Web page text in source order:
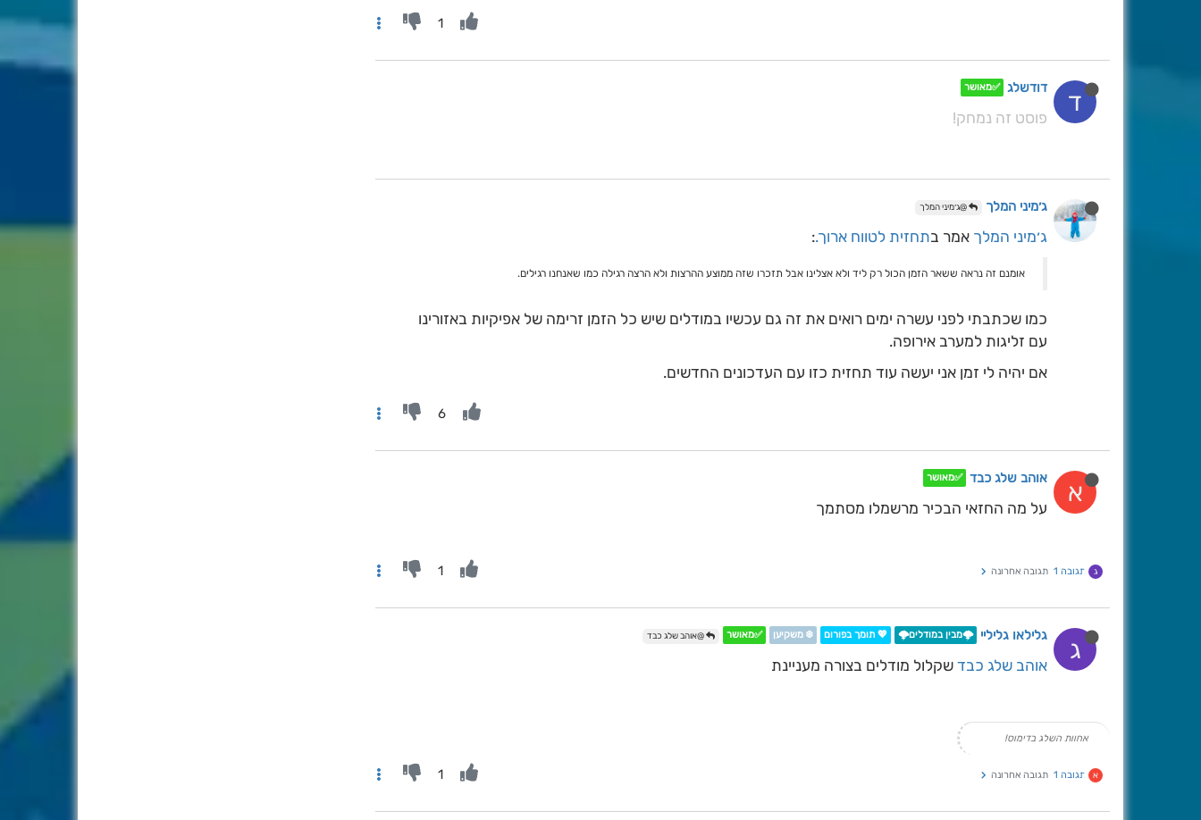
1
ד דודשלג ✅מאושר
פוסט זה נמחק!
ג׳מיני המלך @ג׳מיני המלך
ג׳מיני המלך אמר בתחזית לטווח ארוך.:
אומנם זה נראה ששאר הזמן הכול רק ליד ולא אצלינו אבל תזכרו שזה ממוצע ההרצות ולא הרצה רגילה כמו שאנחנו רגילים.
כמו שכתבתי לפני עשרה ימים רואים את זה גם עכשיו במודלים שיש כל הזמן זרימה של אפיקיות באזורינו
עם זליגות למערב אירופה.
אם יהיה לי זמן אני יעשה עוד תחזית כזו עם העדכונים החדשים.
6
א אוהב שלג כבד ✅מאושר
על מה החזאי הבכיר מרשמלו מסתמך
ג תגובה 1 תגובה אחרונה 1
ג גלילאו גליליי 🌩️מבין במודלים🌩️ 💖 תומך בפורום ❄️ משקיען ✅מאושר @אוהב שלג כבד
אוהב שלג כבד שקלול מודלים בצורה מעניינת
אחוות השלג בדימוס!
א תגובה 1 תגובה אחרונה 1